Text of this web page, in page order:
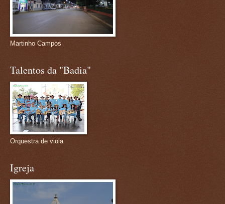
Martinho Campos
Talentos da "Badia"
Orquestra de viola
Igreja